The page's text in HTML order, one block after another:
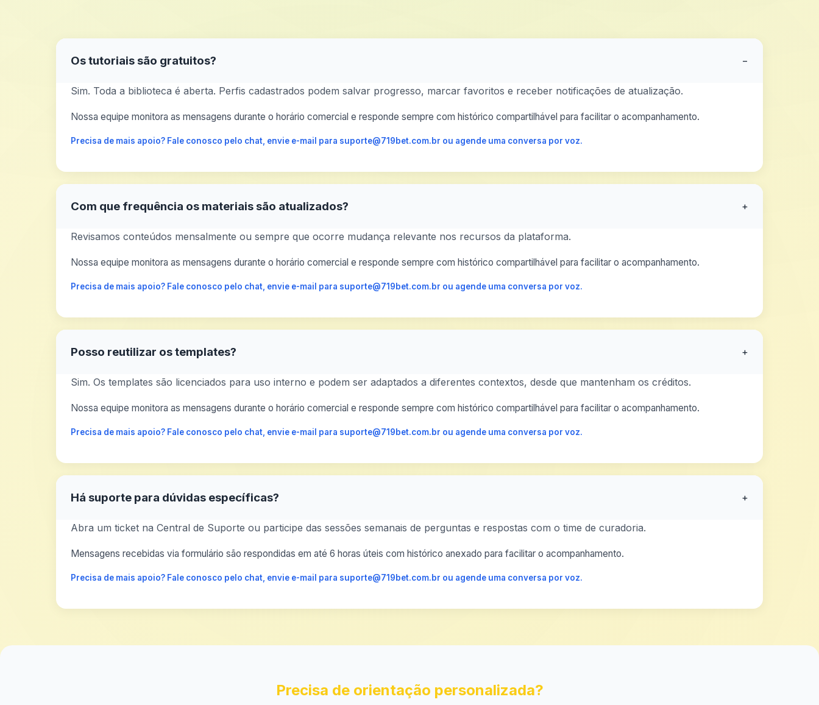
Os tutoriais são gratuitos? −
Sim. Toda a biblioteca é aberta. Perfis cadastrados podem salvar progresso, marcar favoritos e receber notificações de atualização.
Nossa equipe monitora as mensagens durante o horário comercial e responde sempre com histórico compartilhável para facilitar o acompanhamento.
Precisa de mais apoio? Fale conosco pelo chat, envie e-mail para suporte@719bet.com.br ou agende uma conversa por voz.
Com que frequência os materiais são atualizados? +
Revisamos conteúdos mensalmente ou sempre que ocorre mudança relevante nos recursos da plataforma.
Nossa equipe monitora as mensagens durante o horário comercial e responde sempre com histórico compartilhável para facilitar o acompanhamento.
Precisa de mais apoio? Fale conosco pelo chat, envie e-mail para suporte@719bet.com.br ou agende uma conversa por voz.
Posso reutilizar os templates? +
Sim. Os templates são licenciados para uso interno e podem ser adaptados a diferentes contextos, desde que mantenham os créditos.
Nossa equipe monitora as mensagens durante o horário comercial e responde sempre com histórico compartilhável para facilitar o acompanhamento.
Precisa de mais apoio? Fale conosco pelo chat, envie e-mail para suporte@719bet.com.br ou agende uma conversa por voz.
Há suporte para dúvidas específicas? +
Abra um ticket na Central de Suporte ou participe das sessões semanais de perguntas e respostas com o time de curadoria.
Mensagens recebidas via formulário são respondidas em até 6 horas úteis com histórico anexado para facilitar o acompanhamento.
Precisa de mais apoio? Fale conosco pelo chat, envie e-mail para suporte@719bet.com.br ou agende uma conversa por voz.
Precisa de orientação personalizada?